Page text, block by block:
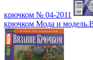
крючком № 04-2011
крючком Мода и